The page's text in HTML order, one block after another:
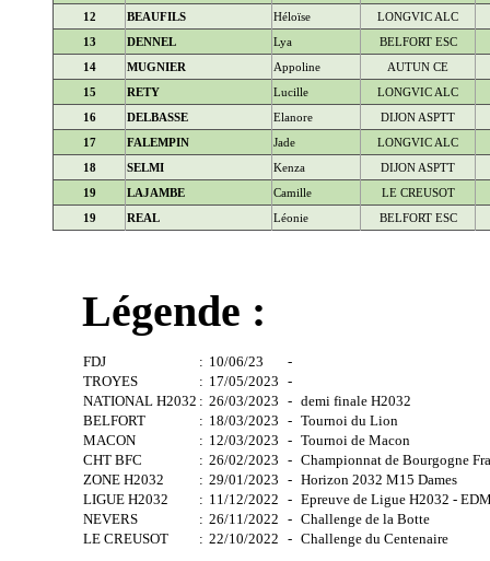
12
BEAUFILS Héloïse
LONGVIC ALC
13
DENNEL Lya
BELFORT ESC
14
MUGNIER Appoline
AUTUN CE
15
RETY Lucille
LONGVIC ALC
16
DELBASSE Elanore
DIJON ASPTT
17
FALEMPIN Jade
LONGVIC ALC
18
SELMI Kenza
DIJON ASPTT
19
LAJAMBE Camille
LE CREUSOT
19
REAL Léonie BELFORT ESC
Légende :
FDJ : 10/06/23
-
TROYES
: 17/05/2023 -
NATIONAL H2032 : 26/03/2023 - demi finale H2032
BELFORT
: 18/03/2023 - Tournoi du Lion
MACON
: 12/03/2023 - Tournoi de Macon
CHT BFC
: 26/02/2023 - Championnat de Bourgogne
ZONE H2032
: 29/01/2023 - Horizon 2032 M15 Dames
LIGUE H2032
: 11/12/2022 - Epreuve de Ligue H2032 -
NEVERS
: 26/11/2022 - Challenge de la Botte
LE CREUSOT
: 22/10/2022 - Challenge du Centenaire